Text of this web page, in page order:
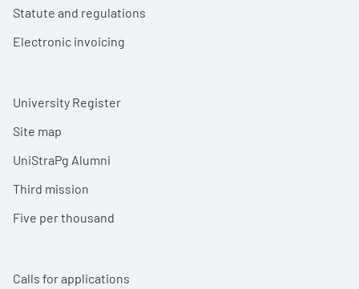
Statute and regulations
Electronic invoicing
University Register
Site map
UniStraPg Alumni
Third mission
Five per thousand
Calls for applications